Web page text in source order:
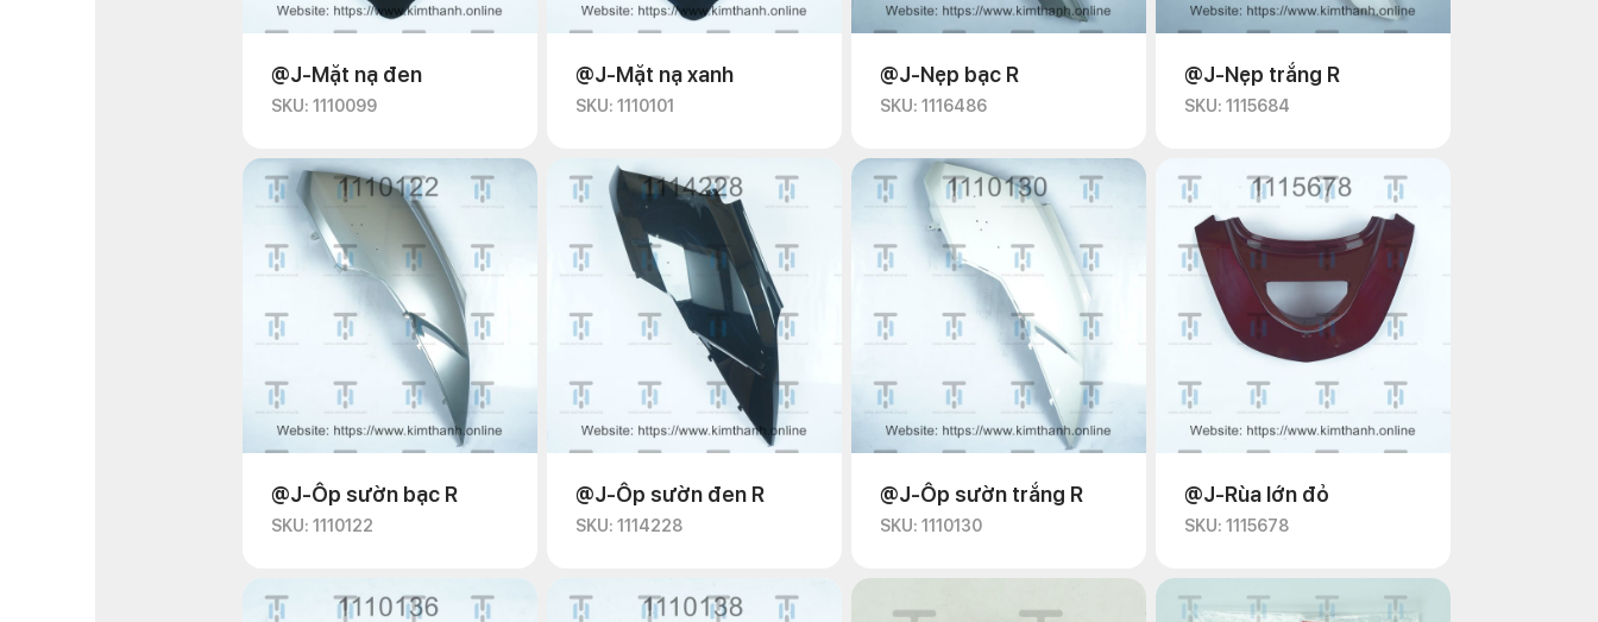
@J-Mặt nạ đen
SKU: 1110099
@J-Mặt nạ xanh
SKU: 1110101
@J-Nẹp bạc R
SKU: 1116486
@J-Nẹp trắng R
SKU: 1115684
@J-Ốp sườn bạc R
SKU: 1110122
@J-Ốp sườn đen R
SKU: 1114228
@J-Ốp sườn trắng R
SKU: 1110130
@J-Rùa lớn đỏ
SKU: 1115678